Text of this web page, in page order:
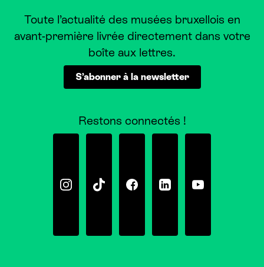
Toute l’actualité des musées bruxellois en
avant-première livrée directement dans votre
boîte aux lettres.
S’abonner à la newsletter
Restons connectés !
InstagramTiktok FacebookLinkedinYoutube